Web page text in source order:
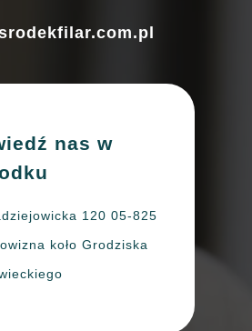
nas w
120 05-825
koło Grodziska